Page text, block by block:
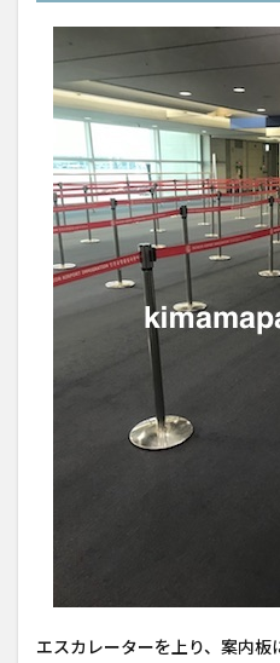
エスカレーターを上り、案内板